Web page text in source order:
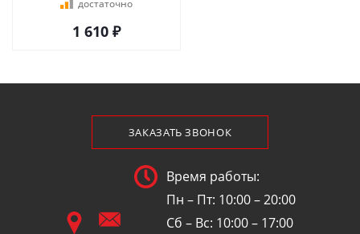
достаточно
1 610 ₽
ЗАКАЗАТЬ ЗВОНОК
Время работы:
Пн – Пт: 10:00 – 20:00
Сб – Вс: 10:00 – 17:00